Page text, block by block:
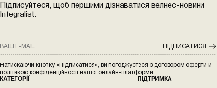
Підписуйтеся, щоб першими дізнаватися велнес-новини
Integralist.
ПІДПИСАТИСЯ
КАТЕГОРІЇ
ПІДТРИМКА